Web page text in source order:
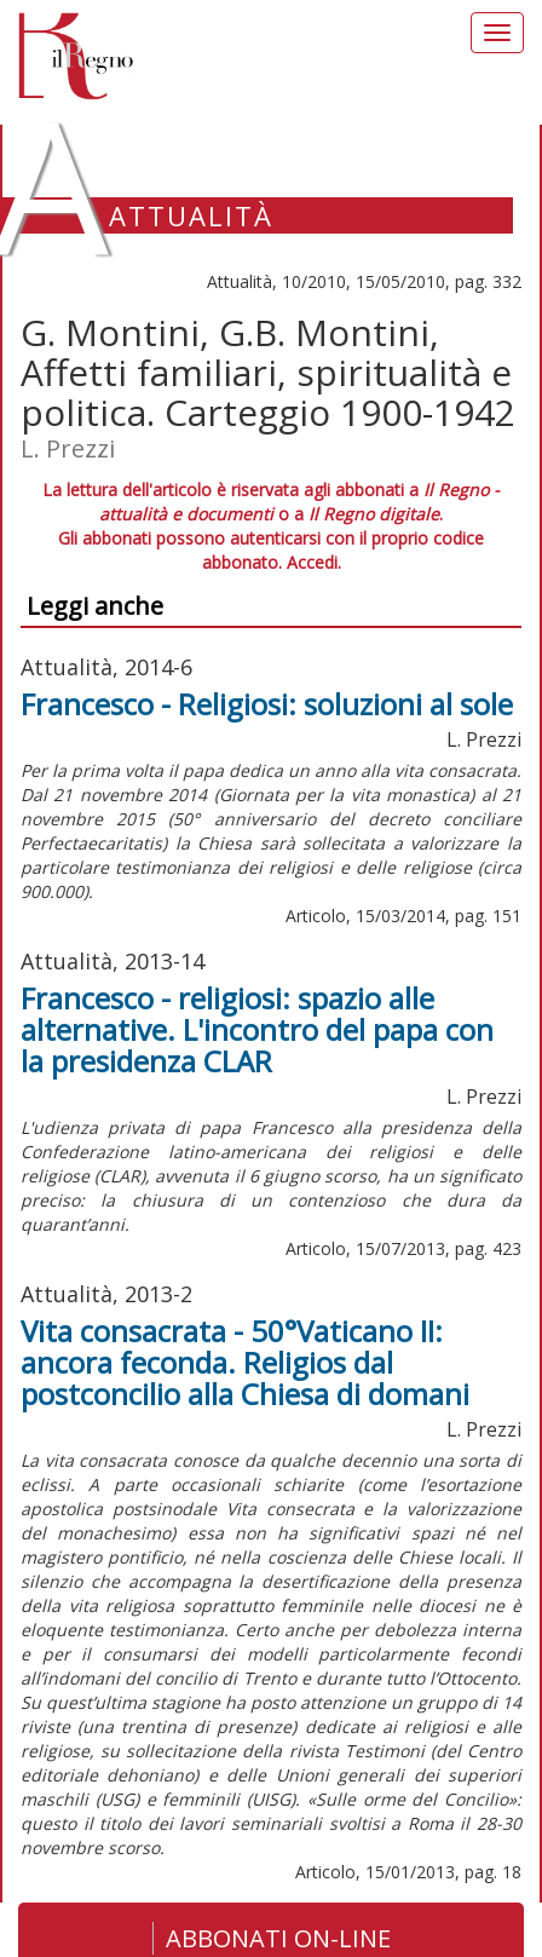
ATTUALITÀ
Attualità, 10/2010, 15/05/2010, pag. 332
G. Montini, G.B. Montini,
Affetti familiari, spiritualità e
politica. Carteggio 1900-1942
L. Prezzi
La lettura dell'articolo è riservata agli abbonati a Il Regno -
attualità e documentio a Il Regno digitale.
Gli abbonati possono autenticarsi con il proprio codice
abbonato. Accedi.
Leggi anche
Attualità, 2014-6
Francesco - Religiosi: soluzioni al sole
L. Prezzi
Per la prima volta il papa dedica un anno alla vita consacrata.
Dal 21 novembre 2014 (Giornata per la vita monastica) al 21
novembre 2015 (50° anniversario del decreto conciliare
Perfectaecaritatis) la Chiesa sarà sollecitata a valorizzare la
particolare testimonianza dei religiosi e delle religiose (circa
900.000).
Articolo, 15/03/2014, pag. 151
Attualità, 2013-14
Francesco - religiosi: spazio alle
alternative. L'incontro del papa con
la presidenza CLAR
L. Prezzi
L'udienza privata di papa Francesco alla presidenza della
Confederazione latino-americana dei religiosi e delle
religiose (CLAR), avvenuta il 6 giugno scorso, ha un significato
preciso: la chiusura di un contenzioso che dura da
quarant’anni.
Articolo, 15/07/2013, pag. 423
Attualità, 2013-2
Vita consacrata - 50°Vaticano II:
ancora feconda. Religios dal
postconcilio alla Chiesa di domani
L. Prezzi
La vita consacrata conosce da qualche decennio una sorta di
eclissi. A parte occasionali schiarite (come l’esortazione
apostolica postsinodale Vita consecrata e la valorizzazione
del monachesimo) essa non ha significativi spazi né nel
magistero pontificio, né nella coscienza delle Chiese locali. Il
silenzio che accompagna la desertificazione della presenza
della vita religiosa soprattutto femminile nelle diocesi ne è
eloquente testimonianza. Certo anche per debolezza interna
e per il consumarsi dei modelli particolarmente fecondi
all’indomani del concilio di Trento e durante tutto l’Ottocento.
Su quest’ultima stagione ha posto attenzione un gruppo di 14
riviste (una trentina di presenze) dedicate ai religiosi e alle
religiose, su sollecitazione della rivista Testimoni (del Centro
editoriale dehoniano) e delle Unioni generali dei superiori
maschili (USG) e femminili (UISG). «Sulle orme del Concilio»:
questo il titolo dei lavori seminariali svoltisi a Roma il 28-30
novembre scorso.
Articolo, 15/01/2013, pag. 18
ABBONATI ON-LINE